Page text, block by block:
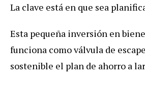
La clave está en que sea
Esta pequeña inversión en
funciona como válvula de
sostenible el plan de ahorro a